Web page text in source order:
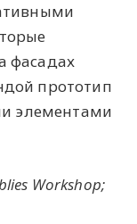
фасадах
прототип
элементами
Workshop;